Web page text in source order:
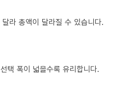
라 총액이 달라질 수 있습니다.
택 폭이 넓을수록 유리합니다.